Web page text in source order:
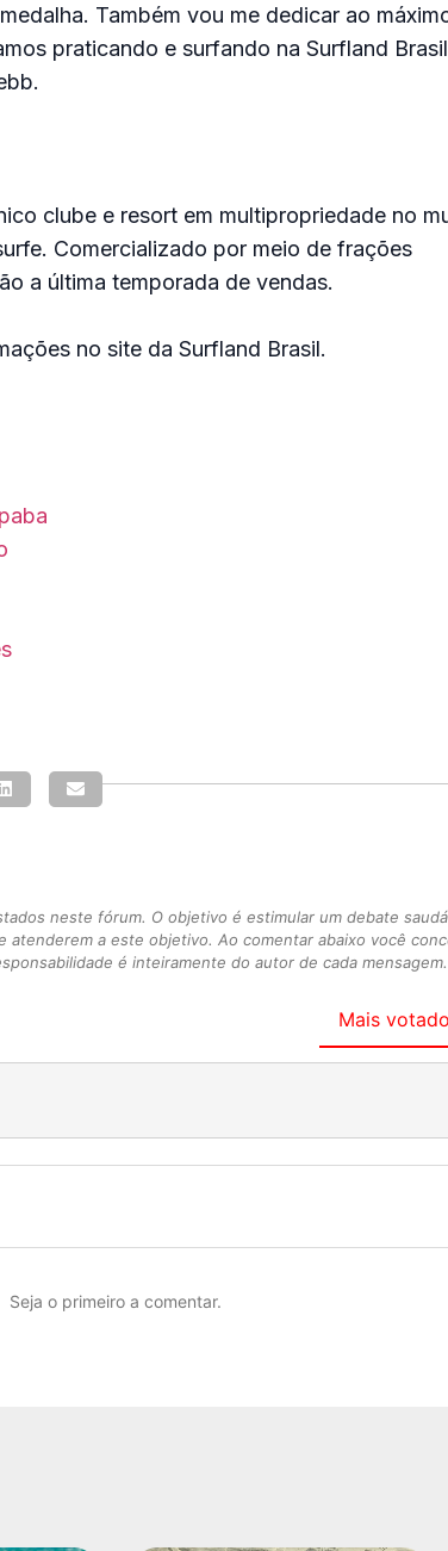
Também vou me dedicar ao
praticando e surfando na Surfland
clube e resort em multipropriedade no
Comercializado por meio de frações
a última temporada de vendas.
no site da Surfland Brasil.
neste fórum. O objetivo é estimular um debate
a este objetivo. Ao comentar abaixo você
é inteiramente do autor de cada mensagem.
Mais
Seja o primeiro a comentar.